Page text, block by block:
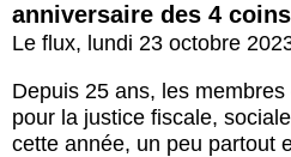
anniversaire des 4
Le flux, lundi 23 octobre
Depuis 25 ans, les membres
pour la justice fiscale,
cette année, un peu partout